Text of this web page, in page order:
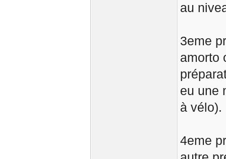
au
3eme
amorto
eu une
à vélo).
4eme